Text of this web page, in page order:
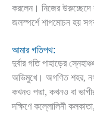
করলেন। নিজের
জলস্পর্শে শাপমোচন হয়
আমার গতিপথ:
দুর্বার গতি পাহাড়ের
অভিমুখে। অগণিত শহর,
কখনও পদ্মা, কখনও বা
দক্ষিণে কল্লোলিনী